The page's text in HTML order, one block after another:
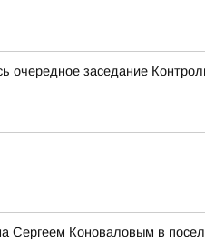
заседание
Сергеем Коноваловым в